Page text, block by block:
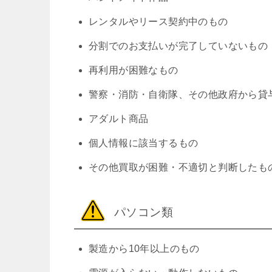
レンタルやリース契約中のもの
分割でのお支払いが完了していないもの
再利用が困難なもの
警察・消防・自衛隊、その他政府から貸
アダルト商品
個人情報に該当するもの
その他買取が困難・不適切と判断したも
パソコン類
製造から10年以上のもの